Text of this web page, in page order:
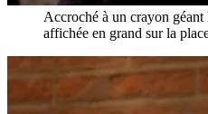
Accroché à un crayon
affichée en grand sur la